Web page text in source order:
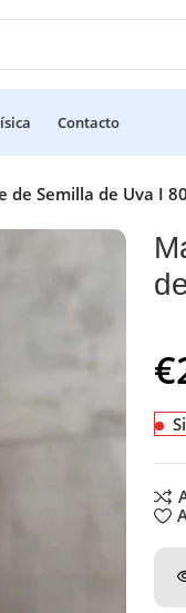
Contacto
de Semilla de Uva I
€